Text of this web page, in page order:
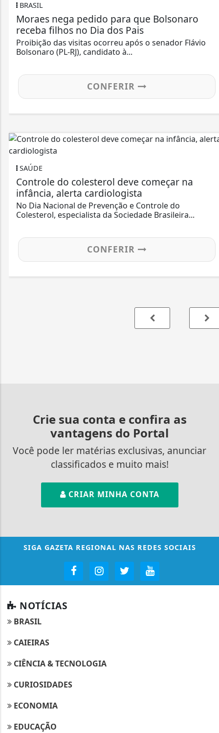
BRASIL
Moraes nega pedido para que Bolsonaro
receba filhos no Dia dos Pais
Proibição das visitas ocorreu após o senador Flávio
Bolsonaro (PL-RJ), candidato à...
CONFERIR
SAÚDE
Controle do colesterol deve começar na
infância, alerta cardiologista
No Dia Nacional de Prevenção e Controle do
Colesterol, especialista da Sociedade Brasileira...
CONFERIR
Crie sua conta e confira as
vantagens do Portal
Você pode ler matérias exclusivas, anunciar
classificados e muito mais!
CRIAR MINHA CONTA
SIGA GAZETA REGIONAL NAS REDES SOCIAIS
NOTÍCIAS
BRASIL
CAIEIRAS
CIÊNCIA & TECNOLOGIA
CURIOSIDADES
ECONOMIA
EDUCAÇÃO